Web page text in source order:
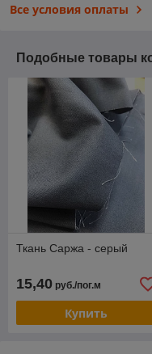
Все условия оплаты
Подобные товары
Ткань Саржа - серый
15,40 руб./пог.м
Купить